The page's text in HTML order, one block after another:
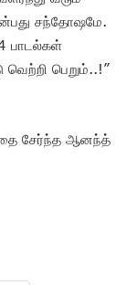
சந்தோஷமே.
பாடல்கள்
பெறும்..!”
சேர்ந்த ஆனந்த்